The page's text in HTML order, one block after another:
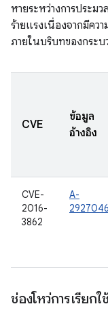
หายระหว่างการประ
ร้ายแรงเนื่องจากมีคว
ภายในบริบทของกระ
CVE
ข้อมูล
อ้างอิง
CVE-
2016-
3862
A-
ช่องโหว่การเรียก